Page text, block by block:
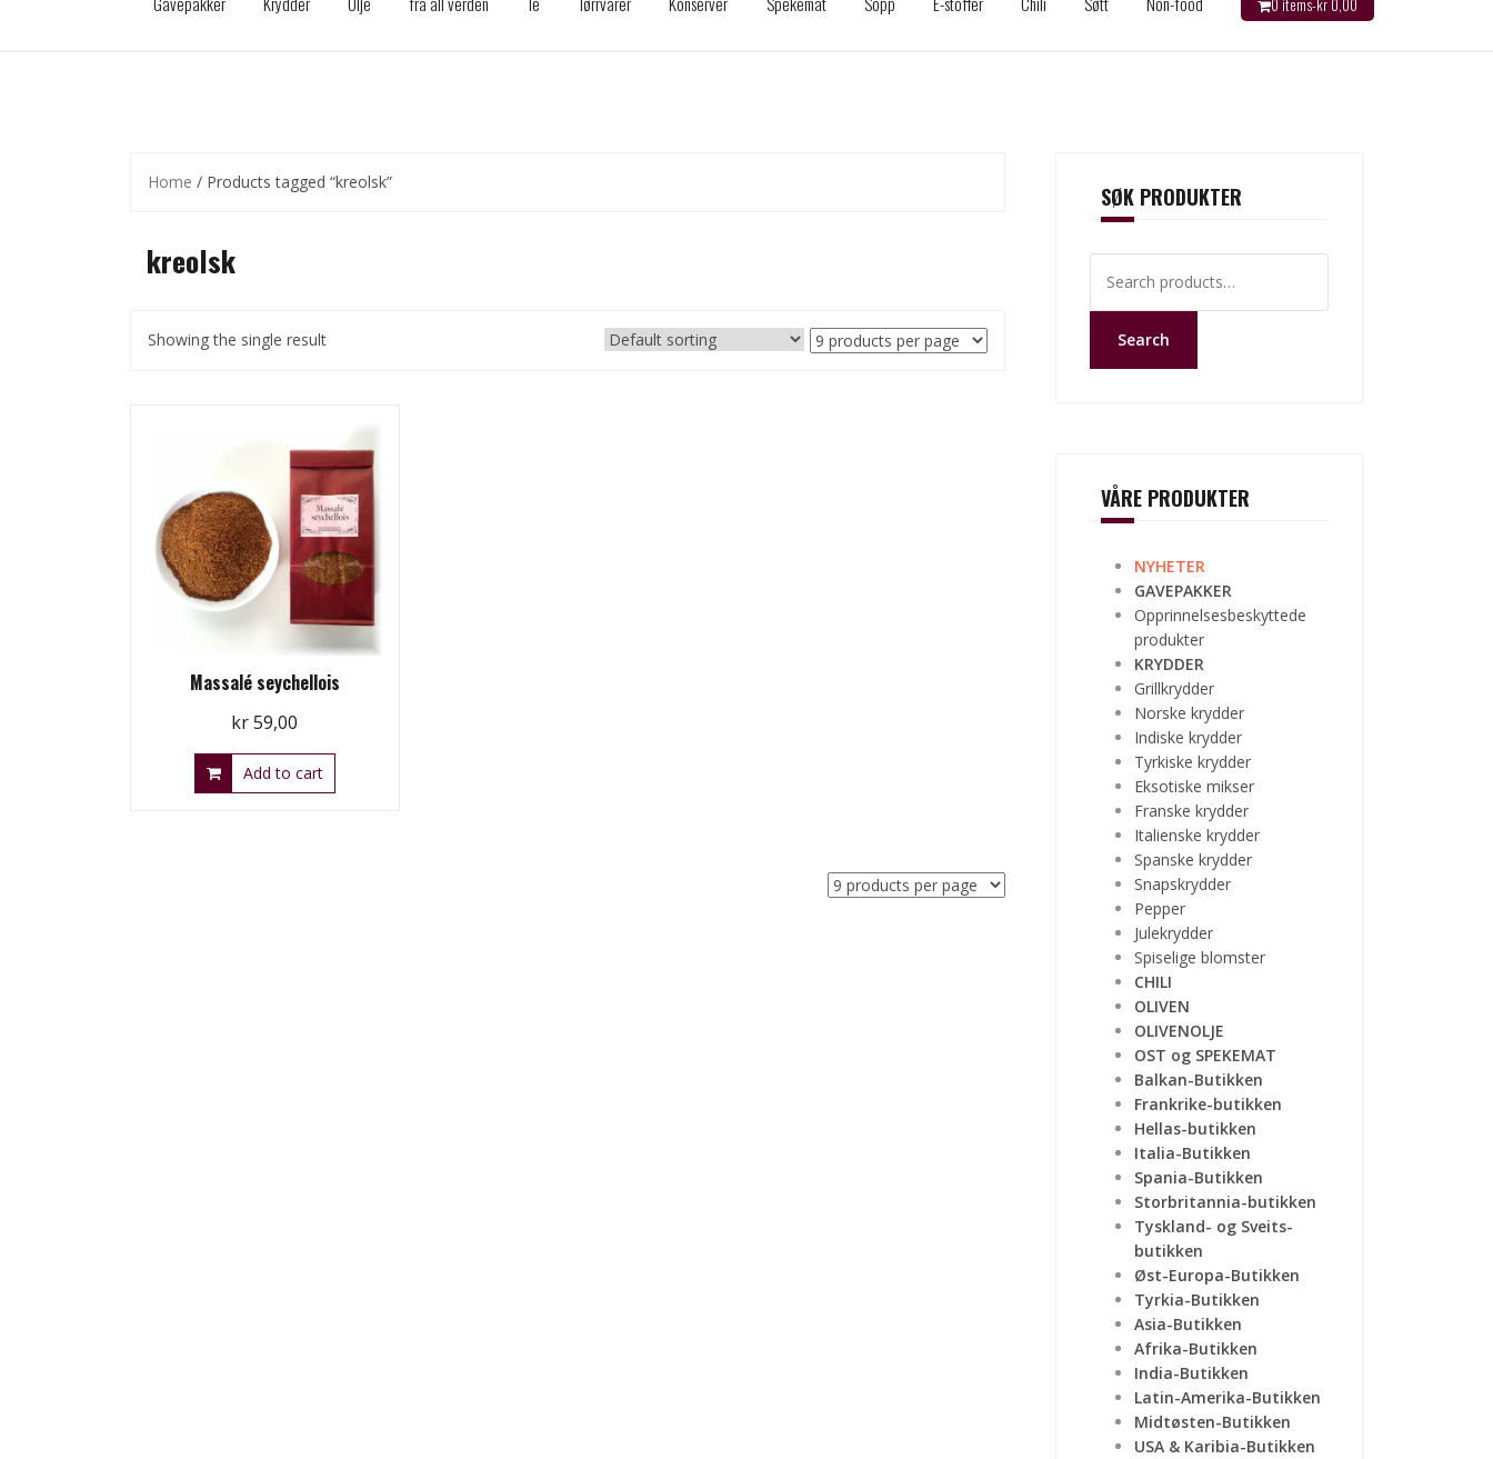
0 items-kr0,00
Home / Products tagged “kreolsk”
kreolsk
Showing the single result
Massalé seychellois
kr59,00
Add to cart
SØK PRODUKTER
for:
Search
VÅRE PRODUKTER
NYHETER
GAVEPAKKER
Opprinnelsesbeskyttede
produkter
KRYDDER
Grillkrydder
Norske krydder
Indiske krydder
Tyrkiske krydder
Eksotiske mikser
Franske krydder
Italienske krydder
Spanske krydder
Snapskrydder
Pepper
Julekrydder
Spiselige blomster
CHILI
OLIVEN
OLIVENOLJE
OST og SPEKEMAT
Balkan-Butikken
Frankrike-butikken
Hellas-butikken
Italia-Butikken
Spania-Butikken
Storbritannia-butikken
Tyskland- og Sveits-
butikken
Øst-Europa-Butikken
Tyrkia-Butikken
Asia-Butikken
Afrika-Butikken
India-Butikken
Latin-Amerika-Butikken
Midtøsten-Butikken
USA & Karibia-Butikken